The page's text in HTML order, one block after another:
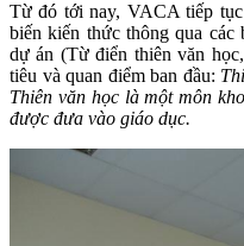
Từ đó tới nay, VACA tiếp
biến kiến thức thông qua
dự án (Từ điển thiên văn
tiêu và quan điểm ban đầu:
Thiên văn học là một môn
được đưa vào giáo dục.